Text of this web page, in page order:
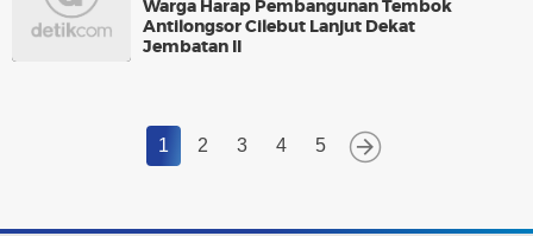
Warga Harap Pembangunan Tembok
Antilongsor Cilebut Lanjut Dekat
Jembatan II
1 2 3 4 5